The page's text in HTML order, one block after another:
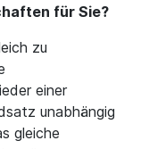
für Sie?
zu
einer
unabhängig
gleiche